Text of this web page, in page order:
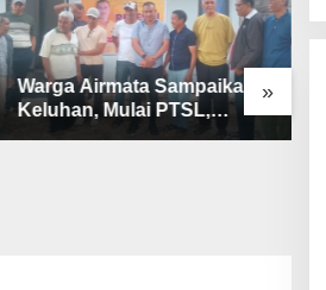
»
Warga Airmata Sampaikan
Keluhan, Mulai PTSL,
Ketersediaan Minyak Tanah